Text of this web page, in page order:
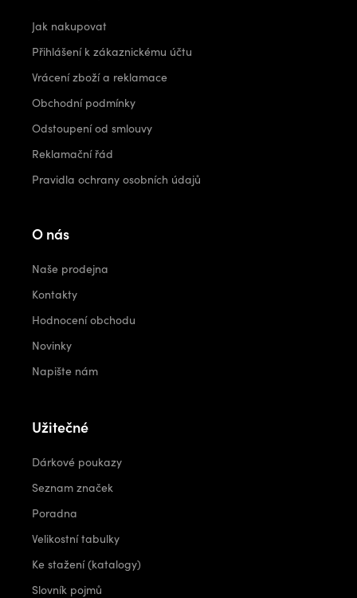
Jak nakupovat
Přihlášení k zákaznickému účtu
Vrácení zboží a reklamace
Obchodní podmínky
Odstoupení od smlouvy
Reklamační řád
Pravidla ochrany osobních údajů
O nás
Naše prodejna
Kontakty
Hodnocení obchodu
Novinky
Napište nám
Užitečné
Dárkové poukazy
Seznam značek
Poradna
Velikostní tabulky
Ke stažení (katalogy)
Slovník pojmů